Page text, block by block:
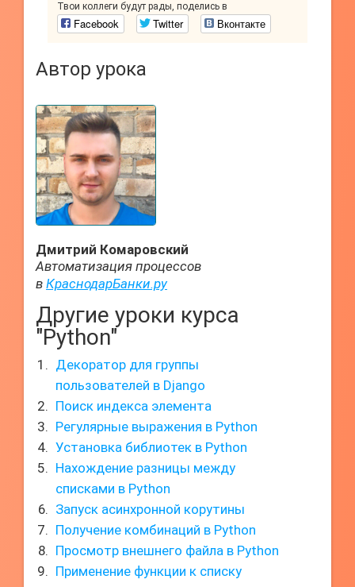
Твои коллеги будут рады, поделись в
Facebook Twitter Вконтакте
Автор урока
Дмитрий Комаровский
Автоматизация процессов
в КраснодарБанки.ру
Другие уроки курса
"Python"
Декоратор для группы
пользователей в Django
Поиск индекса элемента
Регулярные выражения в Python
Установка библиотек в Python
Нахождение разницы между
списками в Python
Запуск асинхронной корутины
Получение комбинаций в Python
Просмотр внешнего файла в Python
Применение функции к списку